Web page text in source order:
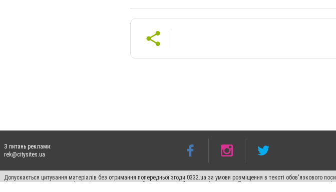
З питань реклами:
rek@citysites.ua
Допускається цитування матеріалів без отримання попередньої згоди 0332.ua за умови розміщення в тексті обов'язкового
гіперпосилання на цитовані статті не нижче другого абзацу в тексті або в якості джерела. Порушення виняткових прав